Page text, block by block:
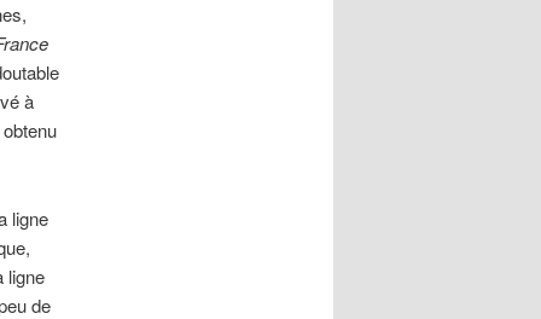
à
ligne
ligne
de